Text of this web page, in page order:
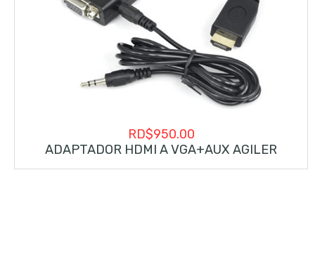
RD$950.00
ADAPTADOR HDMI A VGA+AUX AGILER